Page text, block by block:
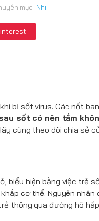
mục: Nhi
bị sốt virus. Các nốt
sốt có nên tắm
cùng theo dõi chia sẻ
biểu hiện bằng việc trẻ
cơ thể. Nguyên
thông qua đường hô